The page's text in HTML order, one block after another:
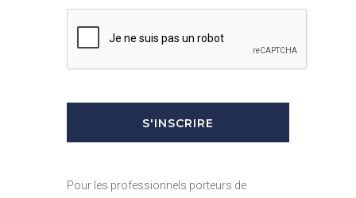
Pour les professionnels porteurs de